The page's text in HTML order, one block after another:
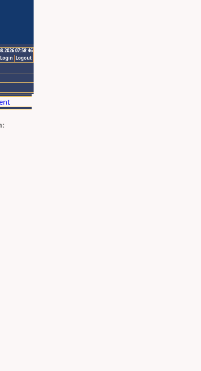
07:58:46
Logout
Login